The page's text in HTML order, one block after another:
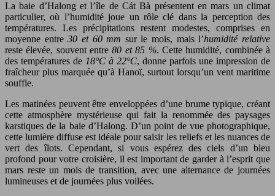
La baie d’Halong et l’île de Cát Bà présentent en mars un climat
particulier, où l’humidité joue un rôle clé dans la perception des
températures. Les précipitations restent modestes, comprises en
moyenne entre30 et 60 mm sur le mois, mais l’humidité relative
reste élevée, souvent entre80 et 85 %. Cette humidité, combinée à
des températures de 18°C à 22°C, donne parfois une impression de
fraîcheur plus marquée qu’à Hanoï, surtout lorsqu’un vent maritime
souffle.
Les matinées peuvent être enveloppées d’une brume typique, créant
cette atmosphère mystérieuse qui fait la renommée des paysages
karstiques de la baie d’Halong. D’un point de vue photographique,
cette lumière diffuse est idéale pour saisir les reliefs et les nuances de
vert des îlots. Cependant, si vous espérez des ciels d’un bleu
profond pour votre croisière, il est important de garder à l’esprit que
mars reste un mois de transition, avec une alternance de journées
lumineuses et de journées plus voilées.